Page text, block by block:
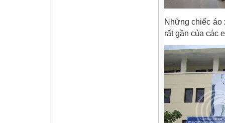
Những chiếc
rất gần của các